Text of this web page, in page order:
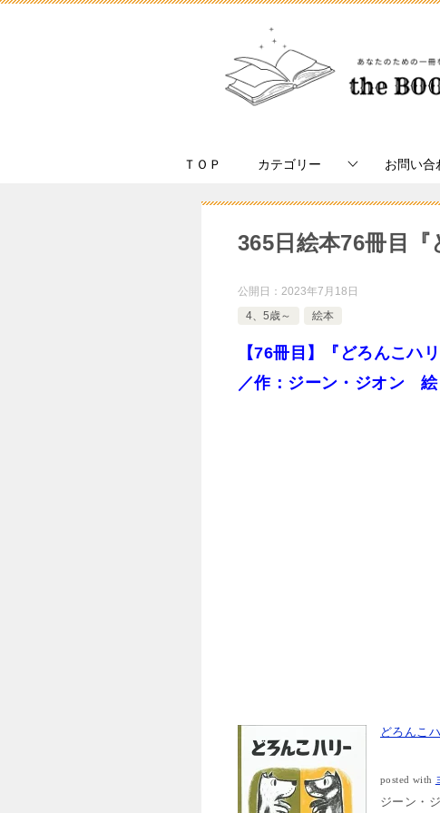
ＴＯＰ カテゴリー お問い合
365日絵本76冊目『
公開日： 2023年7月18日
4、5歳～
絵本
【76冊目】『どろんこハリ
／作：ジーン・ジオン
どろんこ
posted with
ジーン・